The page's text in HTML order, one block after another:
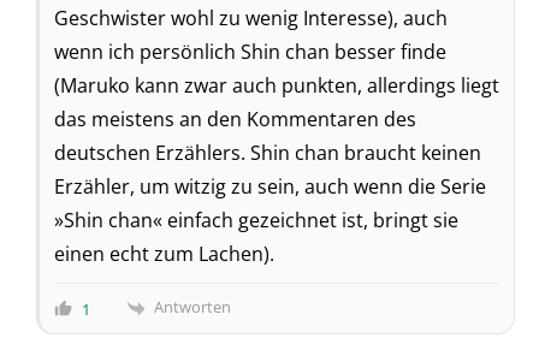
Geschwister wohl zu wenig Interesse), auch
wenn ich persönlich Shin chan besser finde
(Maruko kann zwar auch punkten, allerdings liegt
das meistens an den Kommentaren des
deutschen Erzählers. Shin chan braucht keinen
Erzähler, um witzig zu sein, auch wenn die Serie
»Shin chan« einfach gezeichnet ist, bringt sie
einen echt zum Lachen).
1 Antworten